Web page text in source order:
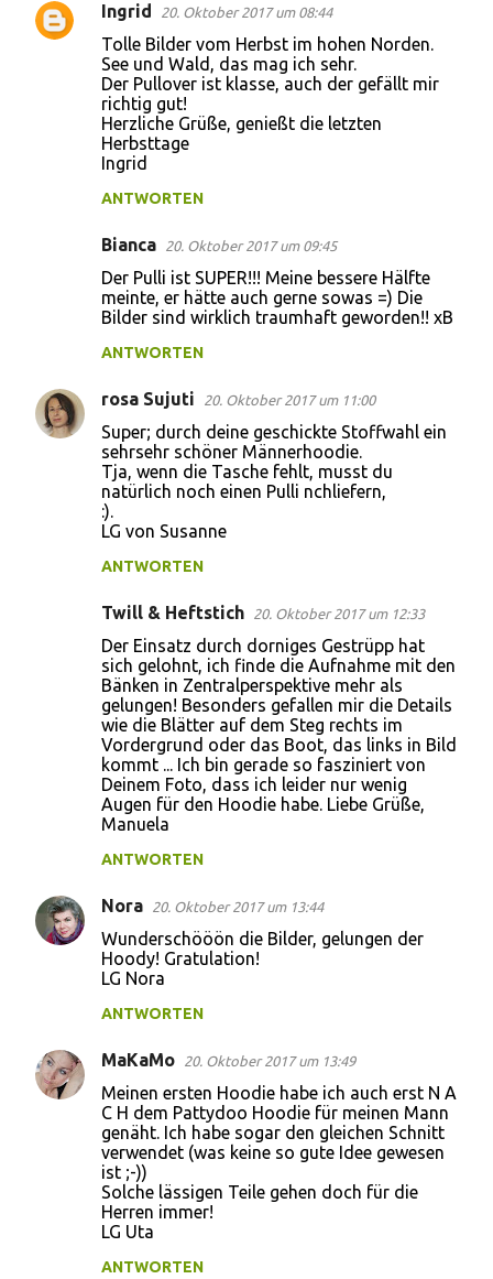
Ingrid 20. Oktober 2017 um 08:44
Tolle Bilder vom Herbst im hohen Norden.
See und Wald, das mag ich sehr.
Der Pullover ist klasse, auch der gefällt mir
richtig gut!
Herzliche Grüße, genießt die letzten
Herbsttage
Ingrid
ANTWORTEN
Bianca 20. Oktober 2017 um 09:45
Der Pulli ist SUPER!!! Meine bessere Hälfte
meinte, er hätte auch gerne sowas =) Die
Bilder sind wirklich traumhaft geworden!! xB
ANTWORTEN
rosa Sujuti 20. Oktober 2017 um 11:00
Super; durch deine geschickte Stoffwahl ein
sehrsehr schöner Männerhoodie.
Tja, wenn die Tasche fehlt, musst du
natürlich noch einen Pulli nchliefern,
:).
LG von Susanne
ANTWORTEN
Twill & Heftstich 20. Oktober 2017 um 12:33
Der Einsatz durch dorniges Gestrüpp hat
sich gelohnt, ich finde die Aufnahme mit den
Bänken in Zentralperspektive mehr als
gelungen! Besonders gefallen mir die Details
wie die Blätter auf dem Steg rechts im
Vordergrund oder das Boot, das links in Bild
kommt ... Ich bin gerade so fasziniert von
Deinem Foto, dass ich leider nur wenig
Augen für den Hoodie habe. Liebe Grüße,
Manuela
ANTWORTEN
Nora 20. Oktober 2017 um 13:44
Wunderschööön die Bilder, gelungen der
Hoody! Gratulation!
LG Nora
ANTWORTEN
MaKaMo 20. Oktober 2017 um 13:49
Meinen ersten Hoodie habe ich auch erst N A
C H dem Pattydoo Hoodie für meinen Mann
genäht. Ich habe sogar den gleichen Schnitt
verwendet (was keine so gute Idee gewesen
ist ;-))
Solche lässigen Teile gehen doch für die
Herren immer!
LG Uta
ANTWORTEN